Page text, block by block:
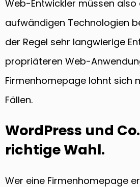
Web-Entwickler müssen also
aufwändigen Technologien
der Regel sehr langwierige
propriäteren Web-
Firmenhomepage lohnt sich
Fällen.
WordPress und
richtige Wahl.
Wer eine Firmenhomepage